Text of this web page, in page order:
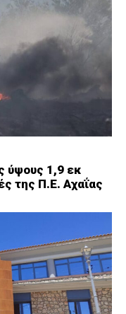
ύψους 1,9 εκ
της Π.Ε. Αχαΐας